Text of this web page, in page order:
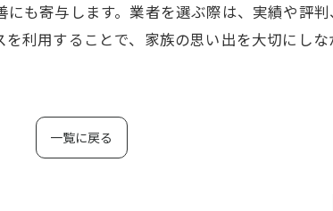
も寄与します。業者を選ぶ際は、実績や評
利用することで、家族の思い出を大切にし
一覧に戻る